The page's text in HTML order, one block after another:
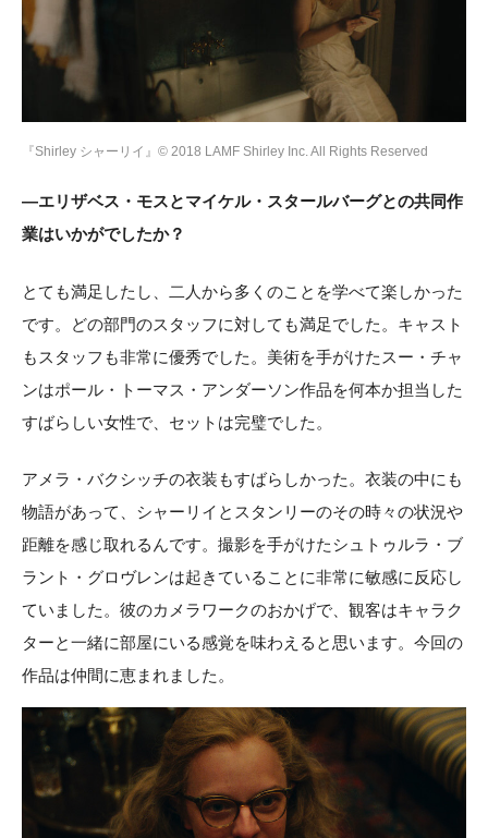
『Shirley シャーリイ』© 2018 LAMF Shirley Inc. All Rights Reserved
―エリザベス・モスとマイケル・スタールバーグとの共同作
業はいかがでしたか？
とても満足したし、二人から多くのことを学べて楽しかった
です。どの部門のスタッフに対しても満足でした。キャスト
もスタッフも非常に優秀でした。美術を手がけたスー・チャ
ンはポール・トーマス・アンダーソン作品を何本か担当した
すばらしい女性で、セットは完璧でした。
アメラ・バクシッチの衣装もすばらしかった。衣装の中にも
物語があって、シャーリイとスタンリーのその時々の状況や
距離を感じ取れるんです。撮影を手がけたシュトゥルラ・ブ
ラント・グロヴレンは起きていることに非常に敏感に反応し
ていました。彼のカメラワークのおかげで、観客はキャラク
ターと一緒に部屋にいる感覚を味わえると思います。今回の
作品は仲間に恵まれました。